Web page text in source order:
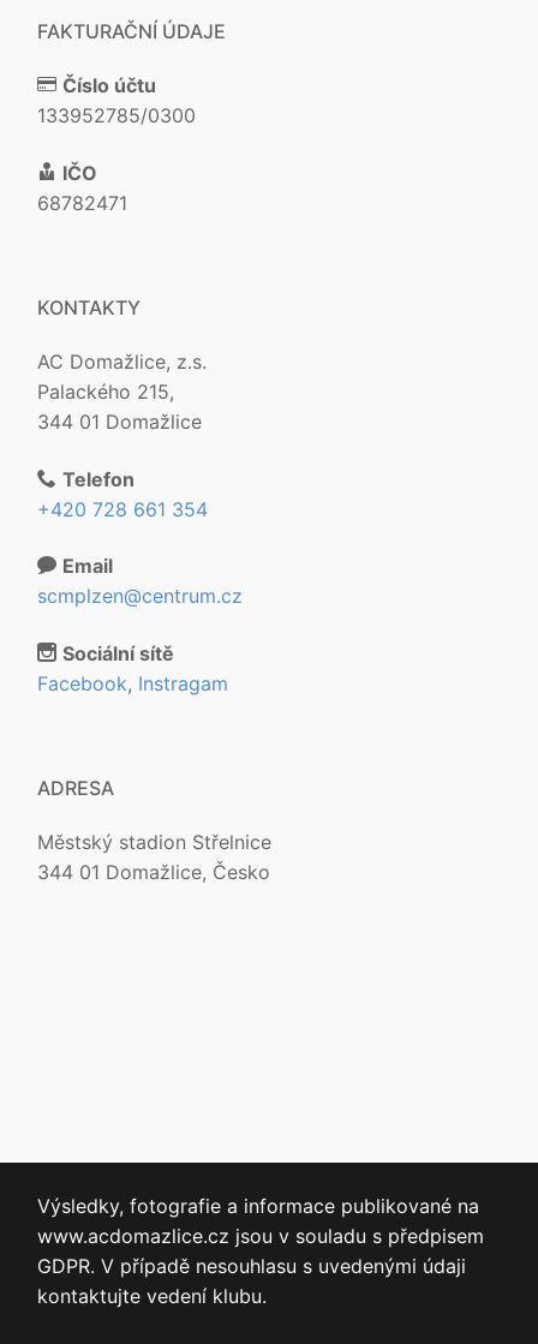
FAKTURAČNÍ ÚDAJE
Číslo účtu
133952785/0300
IČO
68782471
KONTAKTY
AC Domažlice, z.s.
Palackého 215,
344 01 Domažlice
Telefon
+420 728 661 354
Email
scmplzen@centrum.cz
Sociální sítě
Facebook, Instragam
ADRESA
Městský stadion Střelnice
344 01 Domažlice, Česko
Výsledky, fotografie a informace publikované na
www.acdomazlice.cz jsou v souladu s předpisem
GDPR. V případě nesouhlasu s uvedenými údaji
kontaktujte vedení klubu.